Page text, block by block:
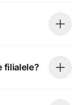
filialele?